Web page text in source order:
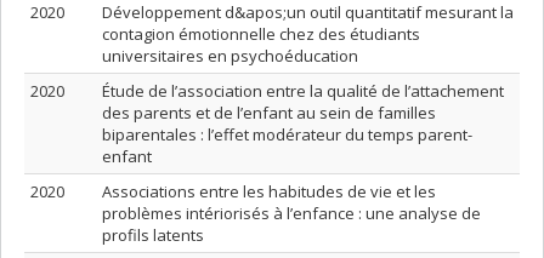
2020
Développement d&apos;un outil quantitatif mesurant la
contagion émotionnelle chez des étudiants
universitaires en psychoéducation
2020
Étude de l’association entre la qualité de l’attachement
des parents et de l’enfant au sein de familles
biparentales : l’effet modérateur du temps parent-
enfant
2020
Associations entre les habitudes de vie et les
problèmes intériorisés à l’enfance : une analyse de
profils latents